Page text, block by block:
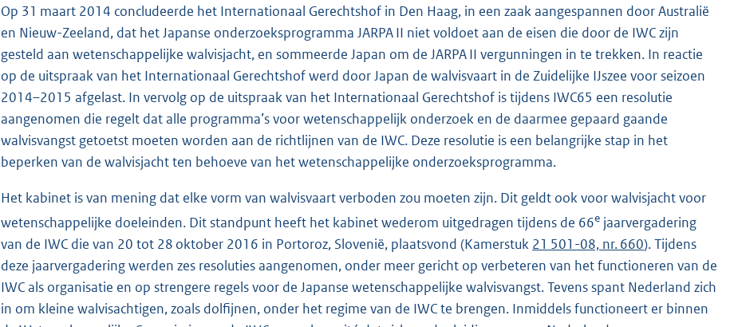
Op 31 maart 2014 concludeerde het Internationaal Gerechtshof in Den Haag, in een zaak aangespannen door Australië
en Nieuw-Zeeland, dat het Japanse onderzoeksprogramma JARPA II niet voldoet aan de eisen die door de IWC zijn
gesteld aan wetenschappelijke walvisjacht, en sommeerde Japan om de JARPA II vergunningen in te trekken. In reactie
op de uitspraak van het Internationaal Gerechtshof werd door Japan de walvisvaart in de Zuidelijke IJszee voor seizoen
2014–2015 afgelast. In vervolg op de uitspraak van het Internationaal Gerechtshof is tijdens IWC65 een resolutie
aangenomen die regelt dat alle programma’s voor wetenschappelijk onderzoek en de daarmee gepaard gaande
walvisvangst getoetst moeten worden aan de richtlijnen van de IWC. Deze resolutie is een belangrijke stap in het
beperken van de walvisjacht ten behoeve van het wetenschappelijke onderzoeksprogramma.
Het kabinet is van mening dat elke vorm van walvisvaart verboden zou moeten zijn. Dit geldt ook voor walvisjacht voor
wetenschappelijke doeleinden. Dit standpunt heeft het kabinet wederom uitgedragen tijdens de 66e jaarvergadering
van de IWC die van 20 tot 28 oktober 2016 in Portoroz, Slovenië, plaatsvond (Kamerstuk 21 501-08, nr. 660). Tijdens
deze jaarvergadering werden zes resoluties aangenomen, onder meer gericht op verbeteren van het functioneren van de
IWC als organisatie en op strengere regels voor de Japanse wetenschappelijke walvisvangst. Tevens spant Nederland zich
in om kleine walvisachtigen, zoals dolfijnen, onder het regime van de IWC te brengen. Inmiddels functioneert er binnen